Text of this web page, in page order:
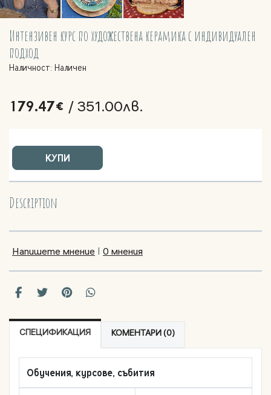
Интензивен курс по художествена керамика с индивидуален
подход
Наличност: Наличен
179.47€ / 351.00лв.
КУПИ
Description
Напишете мнение | 0 мнения
СПЕЦИФИКАЦИЯ КОМЕНТАРИ (0)
Обучения, курсове, събития